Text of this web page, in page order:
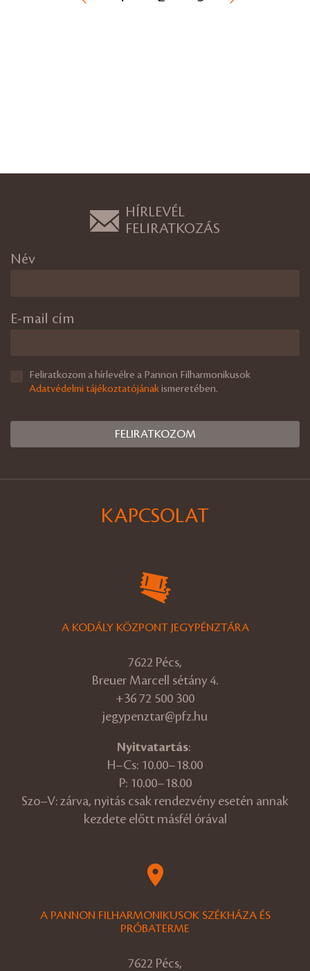
HÍRLEVÉL
FELIRATKOZÁS
Név
E-mail cím
Feliratkozom a hírlevélre a Pannon Filharmonikusok
Adatvédelmi tájékoztatójánakismeretében.
KAPCSOLAT
A KODÁLY KÖZPONT JEGYPÉNZTÁRA
7622 Pécs,
Breuer Marcell sétány 4.
+36 72 500 300
jegypenztar@pfz.hu
Nyitvatartás:
H–Cs: 10.00–18.00
P: 10.00–18.00
Szo–V: zárva, nyitás csak rendezvény esetén annak
kezdete előtt másfél órával
A PANNON FILHARMONIKUSOK SZÉKHÁZA ÉS
PRÓBATERME
7622 Pécs,